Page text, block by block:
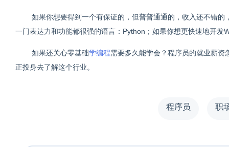
如果你想要得到一个有保证的，但普普通通的，收入还不错
一门表达力和功能都很强的语言：Python；如果你想更快速地开发
如果还关心零基础学编程需要多久能学会？程序员的就业薪
正投身去了解这个行业。
程序员 职